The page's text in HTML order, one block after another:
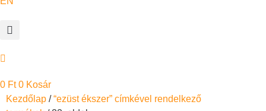
0 Ft 0 Kosár
Kezdőlap /“ezüst ékszer” címkével rendelkező